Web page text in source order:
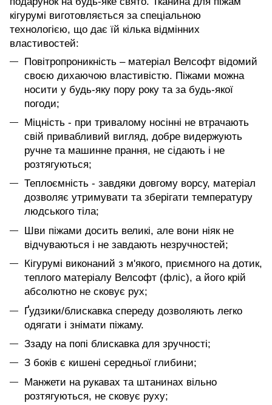
кігурумі виготовляється за спеціальною
технологією, що дає їй кілька відмінних
властивостей:
Повітропроникність – матеріал Велсофт відомий
своєю дихаючою властивістю. Піжами можна
носити у будь-яку пору року та за будь-якої
погоди;
Міцність - при тривалому носінні не втрачають
свій привабливий вигляд, добре видержують
ручне та машинне прання, не сідають і не
розтягуються;
Теплоємність - завдяки довгому ворсу, матеріал
дозволяє утримувати та зберігати температуру
людського тіла;
Шви піжами досить великі, але вони ніяк не
відчуваються і не завдають незручностей;
Кігурумі виконаний з м'якого, приємного на дотик,
теплого матеріалу Велсофт (фліс), а його крій
абсолютно не сковує рух;
Ґудзики/блискавка спереду дозволяють легко
одягати і знімати піжаму.
Ззаду на попі блискавка для зручності;
З боків є кишені середньої глибини;
Манжети на рукавах та штанинах вільно
розтягуються, не сковує руху;